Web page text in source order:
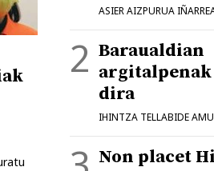
ASIER AIZPURUA
Baraualdian
argitalpenak
dira
IHINTZA TELLABIDE
Non placet